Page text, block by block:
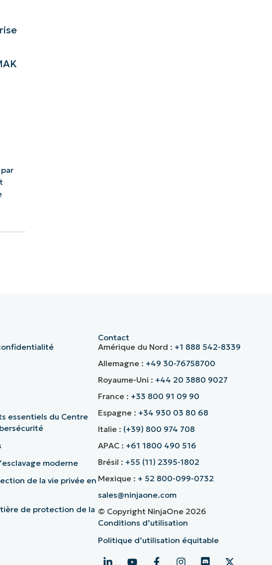
essentiels du Centre
moderne
de la vie privée en
de protection de la
Contact
Amérique du Nord : +1 888 542-8339
Allemagne : +49 30-76758700
Royaume-Uni : +44 20 3880 9027
France : +33 800 91 09 90
Espagne : +34 930 03 80 68
Italie : (+39) 800 974 708
APAC : +61 1800 490 516
Brésil : +55 (11) 2395-1802
Mexique : + 52 800-099-0732
sales@ninjaone.com
© Copyright NinjaOne 2026
Conditions d’utilisation
Politique d’utilisation équitable